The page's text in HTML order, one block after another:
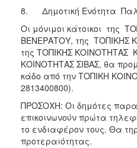
8. Δημοτική Ενότητα
Οι μόνιμοι κάτοικοι της
ΒΕΝΕΡΑΤΟΥ, της ΤΟΠΙΚΗΣ
της ΤΟΠΙΚΗΣ ΚΟΙΝΟΤΗΤΑΣ
ΚΟΙΝΟΤΗΤΑΣ ΣΙΒΑΣ, θα
κάδο από την ΤΟΠΙΚΗ
2813400800).
ΠΡΟΣΟΧΗ: Οι δημότες
επικοινωνούν πρώτα
το ενδιαφέρον τους. Θα
προτεραιότητας.